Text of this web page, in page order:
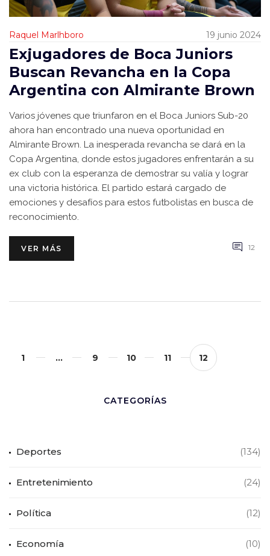
Raquel Marlhboro 19 junio 2024
Exjugadores de Boca Juniors
Buscan Revancha en la Copa
Argentina con Almirante Brown
Varios jóvenes que triunfaron en el Boca Juniors Sub-20
ahora han encontrado una nueva oportunidad en
Almirante Brown. La inesperada revancha se dará en la
Copa Argentina, donde estos jugadores enfrentarán a su
ex club con la esperanza de demostrar su valía y lograr
una victoria histórica. El partido estará cargado de
emociones y desafíos para estos futbolistas en busca de
reconocimiento.
VER MÁS 12
1 … 9 10 11 12
CATEGORÍAS
Deportes (134)
Entretenimiento (24)
Política (12)
Economía (10)